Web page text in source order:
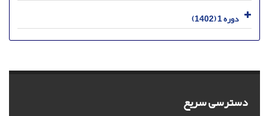
دوره 1 (1402)
دسترسی سریع